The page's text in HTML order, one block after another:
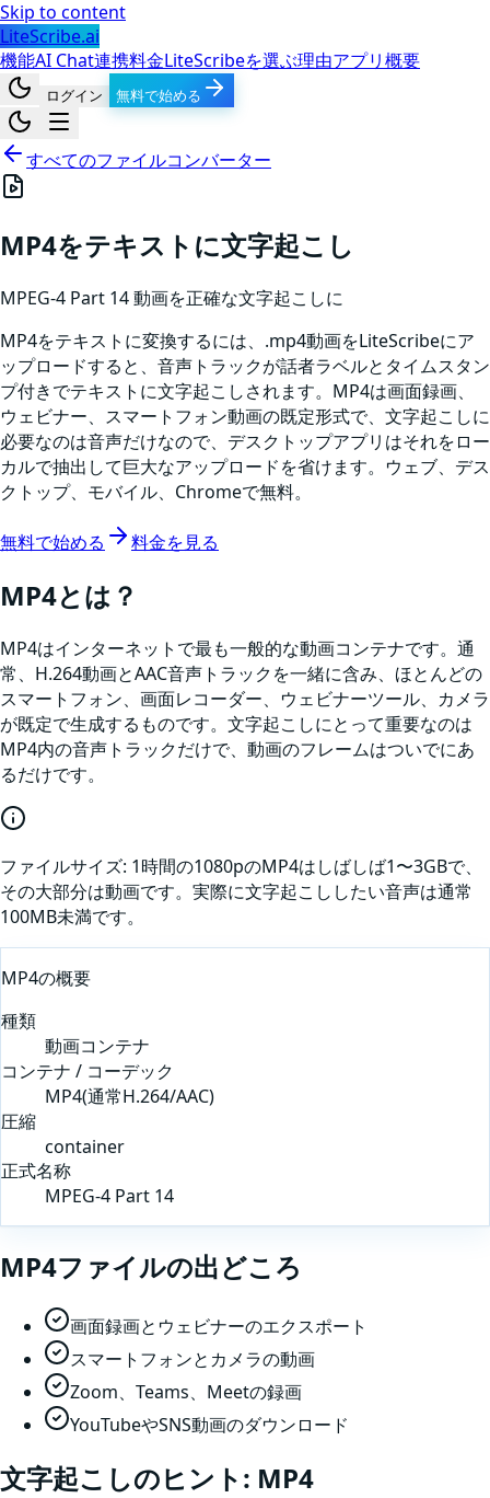
Skip to content
LiteScribe.ai
機能AI Chat連携料金LiteScribeを選ぶ理由アプリ概要
ログイン 無料で始める
すべてのファイルコンバーター
MP4をテキストに文字起こし
MPEG-4 Part 14動画を正確な文字起こしに
MP4をテキストに変換するには、.mp4動画をLiteScribeにア
ップロードすると、音声トラックが話者ラベルとタイムスタン
プ付きでテキストに文字起こしされます。MP4は画面録画、
ウェビナー、スマートフォン動画の既定形式で、文字起こしに
必要なのは音声だけなので、デスクトップアプリはそれをロー
カルで抽出して巨大なアップロードを省けます。ウェブ、デス
クトップ、モバイル、Chromeで無料。
無料で始める 料金を見る
MP4とは？
MP4はインターネットで最も一般的な動画コンテナです。通
常、H.264動画とAAC音声トラックを一緒に含み、ほとんどの
スマートフォン、画面レコーダー、ウェビナーツール、カメラ
が既定で生成するものです。文字起こしにとって重要なのは
MP4内の音声トラックだけで、動画のフレームはついでにあ
るだけです。
ファイルサイズ: 1時間の1080pのMP4はしばしば1〜3GBで、
その大部分は動画です。実際に文字起こししたい音声は通常
100MB未満です。
MP4の概要
種類
動画コンテナ
コンテナ / コーデック
MP4(通常H.264/AAC)
圧縮
container
正式名称
MPEG-4 Part 14
MP4ファイルの出どころ
画面録画とウェビナーのエクスポート
スマートフォンとカメラの動画
Zoom、Teams、Meetの録画
YouTubeやSNS動画のダウンロード
文字起こしのヒント: MP4